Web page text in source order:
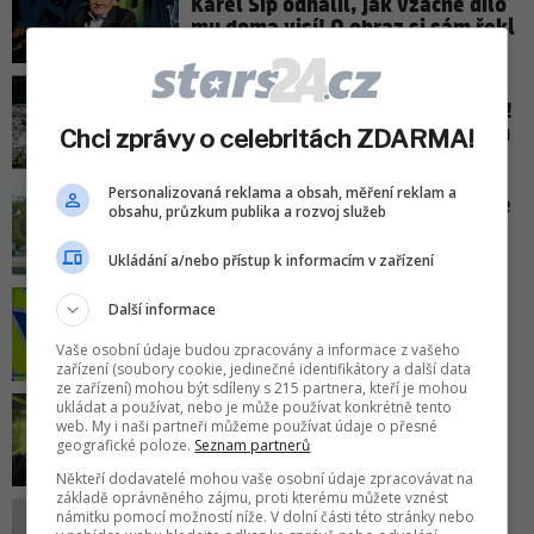
mu doma visí! O obraz si sám řekl
Horké počasí se vrátilo do Česka!
Platí nové varování meteorologů
Nový úspěch Petra Pavla: Stal se
členem klubu, kde byste ho
nečekali!
Záhada krkonošského cizince:
Policie odhalila, co zjistila!
Jakub Štáfek znovu jako
fotbalista Lavi! Padla první
klapka nového filmu
Jiří Krampol (†87) odešel před
Chci zprávy o celebritách ZDARMA!
Personalizovaná reklama a obsah, měření reklam a
obsahu, průzkum publika a rozvoj služeb
Ukládání a/nebo přístup k informacím v zařízení
Další informace
Vaše osobní údaje budou zpracovány a informace z vašeho
zařízení (soubory cookie, jedinečné identifikátory a další data
ze zařízení) mohou být sdíleny s 215 partnera, kteří je mohou
ukládat a používat, nebo je může používat konkrétně tento
web. My i naši partneři můžeme používat údaje o přesné
geografické poloze. Seznam partnerů
Někteří dodavatelé mohou vaše osobní údaje zpracovávat na
základě oprávněného zájmu, proti kterému můžete vznést
námitku pomocí možností níže. V dolní části této stránky nebo